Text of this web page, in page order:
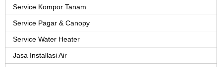
Service Kompor Tanam
Service Pagar & Canopy
Service Water Heater
Jasa Installasi Air